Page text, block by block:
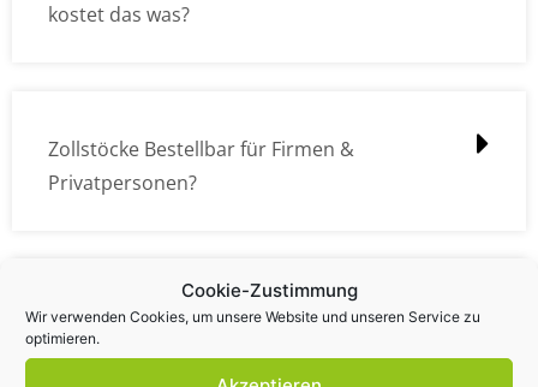
Cookie-Zustimmung
Wir verwenden Cookies, um unsere Website und unseren Service zu
optimieren.
kostet das was?
Zollstöcke Bestellbar für Firmen &
Privatpersonen?
Wie kann ich die Daten (z.B. Logos und Texte)
übermitteln?